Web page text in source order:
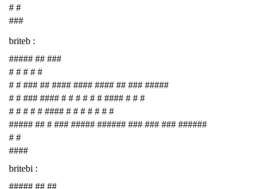
# #
###
briteb :
##### ## ###
# # # # #
# # ### ## #### #### #### ## ### #####
# # ### #### # # # # # # #### # # #
# # # # # #### # # # # # # #
##### ## # ### ##### ###### ### ### ### ######
# #
####
britebi :
##### ## ##